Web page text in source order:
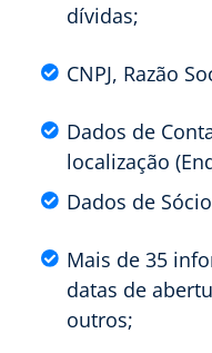
dívidas;
CNPJ, Razão
Dados de
localização
Dados de
Mais de 35
datas de
outros;